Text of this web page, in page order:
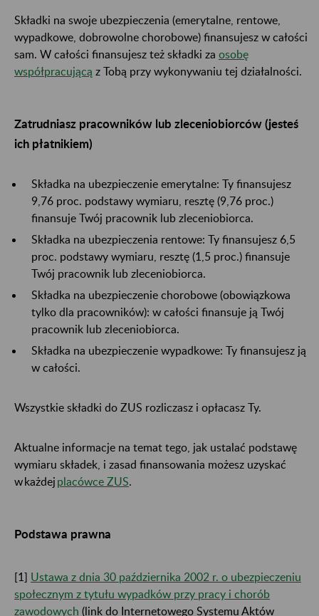
Składki na swoje ubezpieczenia (emerytalne, rentowe,
wypadkowe, dobrowolne chorobowe) finansujesz w całości
sam. W całości finansujesz też składki za osobę
współpracującą z Tobą przy wykonywaniu tej działalności.
Zatrudniasz pracowników lub zleceniobiorców (jesteś
ich płatnikiem)
Składka na ubezpieczenie emerytalne: Ty finansujesz
9,76 proc. podstawy wymiaru, resztę (9,76 proc.)
finansuje Twój pracownik lub zleceniobiorca.
Składka na ubezpieczenia rentowe: Ty finansujesz 6,5
proc. podstawy wymiaru, resztę (1,5 proc.) finansuje
Twój pracownik lub zleceniobiorca.
Składka na ubezpieczenie chorobowe (obowiązkowa
tylko dla pracowników): w całości finansuje ją Twój
pracownik lub zleceniobiorca.
Składka na ubezpieczenie wypadkowe: Ty finansujesz ją
w całości.
Wszystkie składki do ZUS rozliczasz i opłacasz Ty.
Aktualne informacje na temat tego, jak ustalać podstawę
wymiaru składek, i zasad finansowania możesz uzyskać
w każdej placówce ZUS
Podstawa prawna
[1] Ustawa z dnia 30 października 2002 r. o ubezpieczeniu
społecznym z tytułu wypadków przy pracy i chorób
zawodowych (link do Internetowego Systemu Aktów